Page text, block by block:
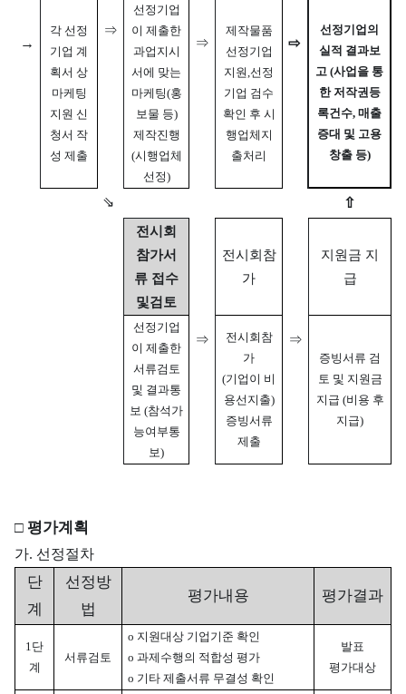
→
⇒
⇒
⇨
각 선정
기업 계
획서 상
마케팅
지원 신
청서 작
성 제출
선정기업
이 제출한
과업지시
서에 맞는
마케팅(홍
보물 등)
제작진행
(시행업체
선정)
제작물품
선정기업
지원,선정
기업 검수
확인 후 시
행업체지
출처리
선정기업의
실적 결과보
고 (사업을 통
한 저작권등
록건수, 매출
증대 및 고용
창출 등)
⇘ ⇧
전시회
참가서
류 접수
및검토
⇒
전시회참
가
⇒
지원금 지
급
선정기업
이 제출한
서류검토
및 결과통
보 (참석가
능여부통
보)
전시회참
가
(기업이 비
용선지출)
증빙서류
제출
증빙서류 검
토 및 지원금
지급 (비용 후
지급)
□ 평가계획
가. 선정절차
단
계
선정방
법
평가내용 평가결과
1단
계
서류검토
o 지원대상 기업기준 확인
o 과제수행의 적합성 평가
o 기타 제출서류 무결성 확인
발표
평가대상